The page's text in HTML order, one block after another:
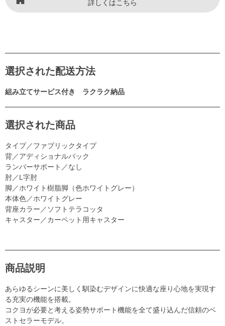
詳しくはこちら
選択された配送方法
組み立てサービス付き ラクラク納品
選択された商品
タイプ／ファブリックタイプ
背／アディショナルバック
ランバーサポート／なし
肘／L字肘
脚／ホワイト樹脂脚（色ホワイトグレー）
本体色／ホワイトグレー
背座カラー／ソフトテラコッタ
キャスター／カーペット用キャスター
商品説明
あらゆるシーンに美しく馴染むデザインに快適な座り心地を実現す
る充実の機能を搭載。
コクヨが必要と考える姿勢サポート機能を全て盛り込んだ信頼のベ
ストセラーモデル。